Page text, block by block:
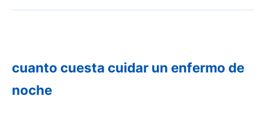
cuanto cuesta cuidar un enfermo de
noche